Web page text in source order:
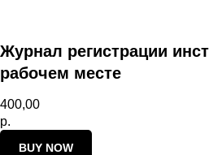
Журнал регистрации
рабочем месте
400,00
р.
BUY NOW